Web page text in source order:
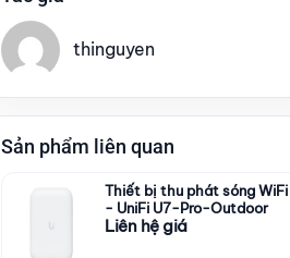
thinguyen
Sản phẩm liên quan
Thiết bị thu phát sóng WiFi
- UniFi U7-Pro-Outdoor
Liên hệ giá